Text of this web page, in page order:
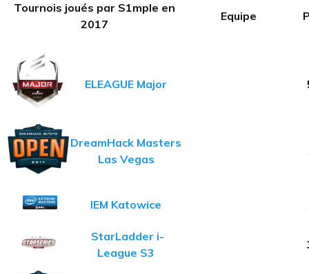
Tournois joués par S1mple en
2017
Equipe
ELEAGUE Major
DreamHack Masters
Las Vegas
IEM Katowice
StarLadder i-
League S3